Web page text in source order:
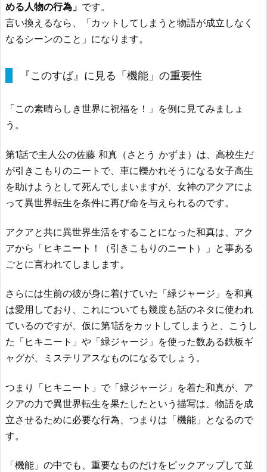
める人物の行為」 です。
言い換えるなら、「カットしてしまうと物語が成立しなく
なるシーンのこと」になります。
『このすば』に見る「機能」の重要性
「この素晴らしき世界に祝福を！」を例に見てみましょ
う。
第1話で主人公の佐藤 和真（さとう かずま）は、高校生だ
が引きこもりのニートで、車に轢かれそうになる女子高生
を助けようとして死んでしまいますが、女神のアクアによ
って異世界転生を条件に再び命を与えられるのです。
アクアと共に異世界生活をすることになった和真は、アク
アから「ヒキニート！（引きこもりのニート）」と事ある
ごとに言われてしまします。
さらには生前の彼が身に着けていた「緑ジャージ」を和真
は愛用しており、これについても幾度も話のネタに使われ
ているのですが、仮に第1話をカットしてしまうと、こうし
た「ヒキニート」や「緑ジャージ」を使った数ある鉄板ギ
ャグが、ミステリアスなものになるでしょう。
つまり「ヒキニート」で「緑ジャージ」を着た和真が、ア
クアの力で異世界転生を果たしたという描写は、物語を成
立させるために必要な行為、つまりは「機能」となるので
す。
「機能」の中でも、重要なものだけをピックアップして並